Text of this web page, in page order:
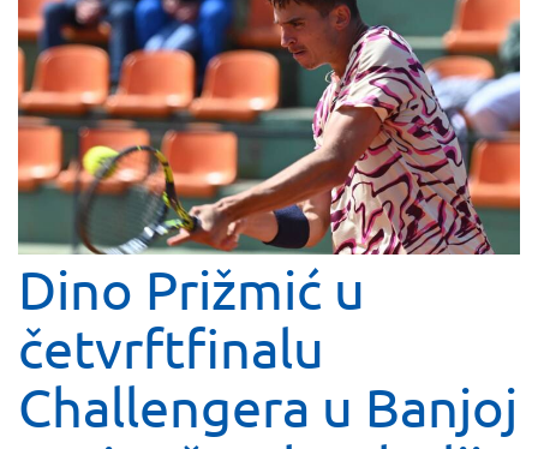
Dino Prižmić u
četvrftfinalu
Challengera u Banjoj